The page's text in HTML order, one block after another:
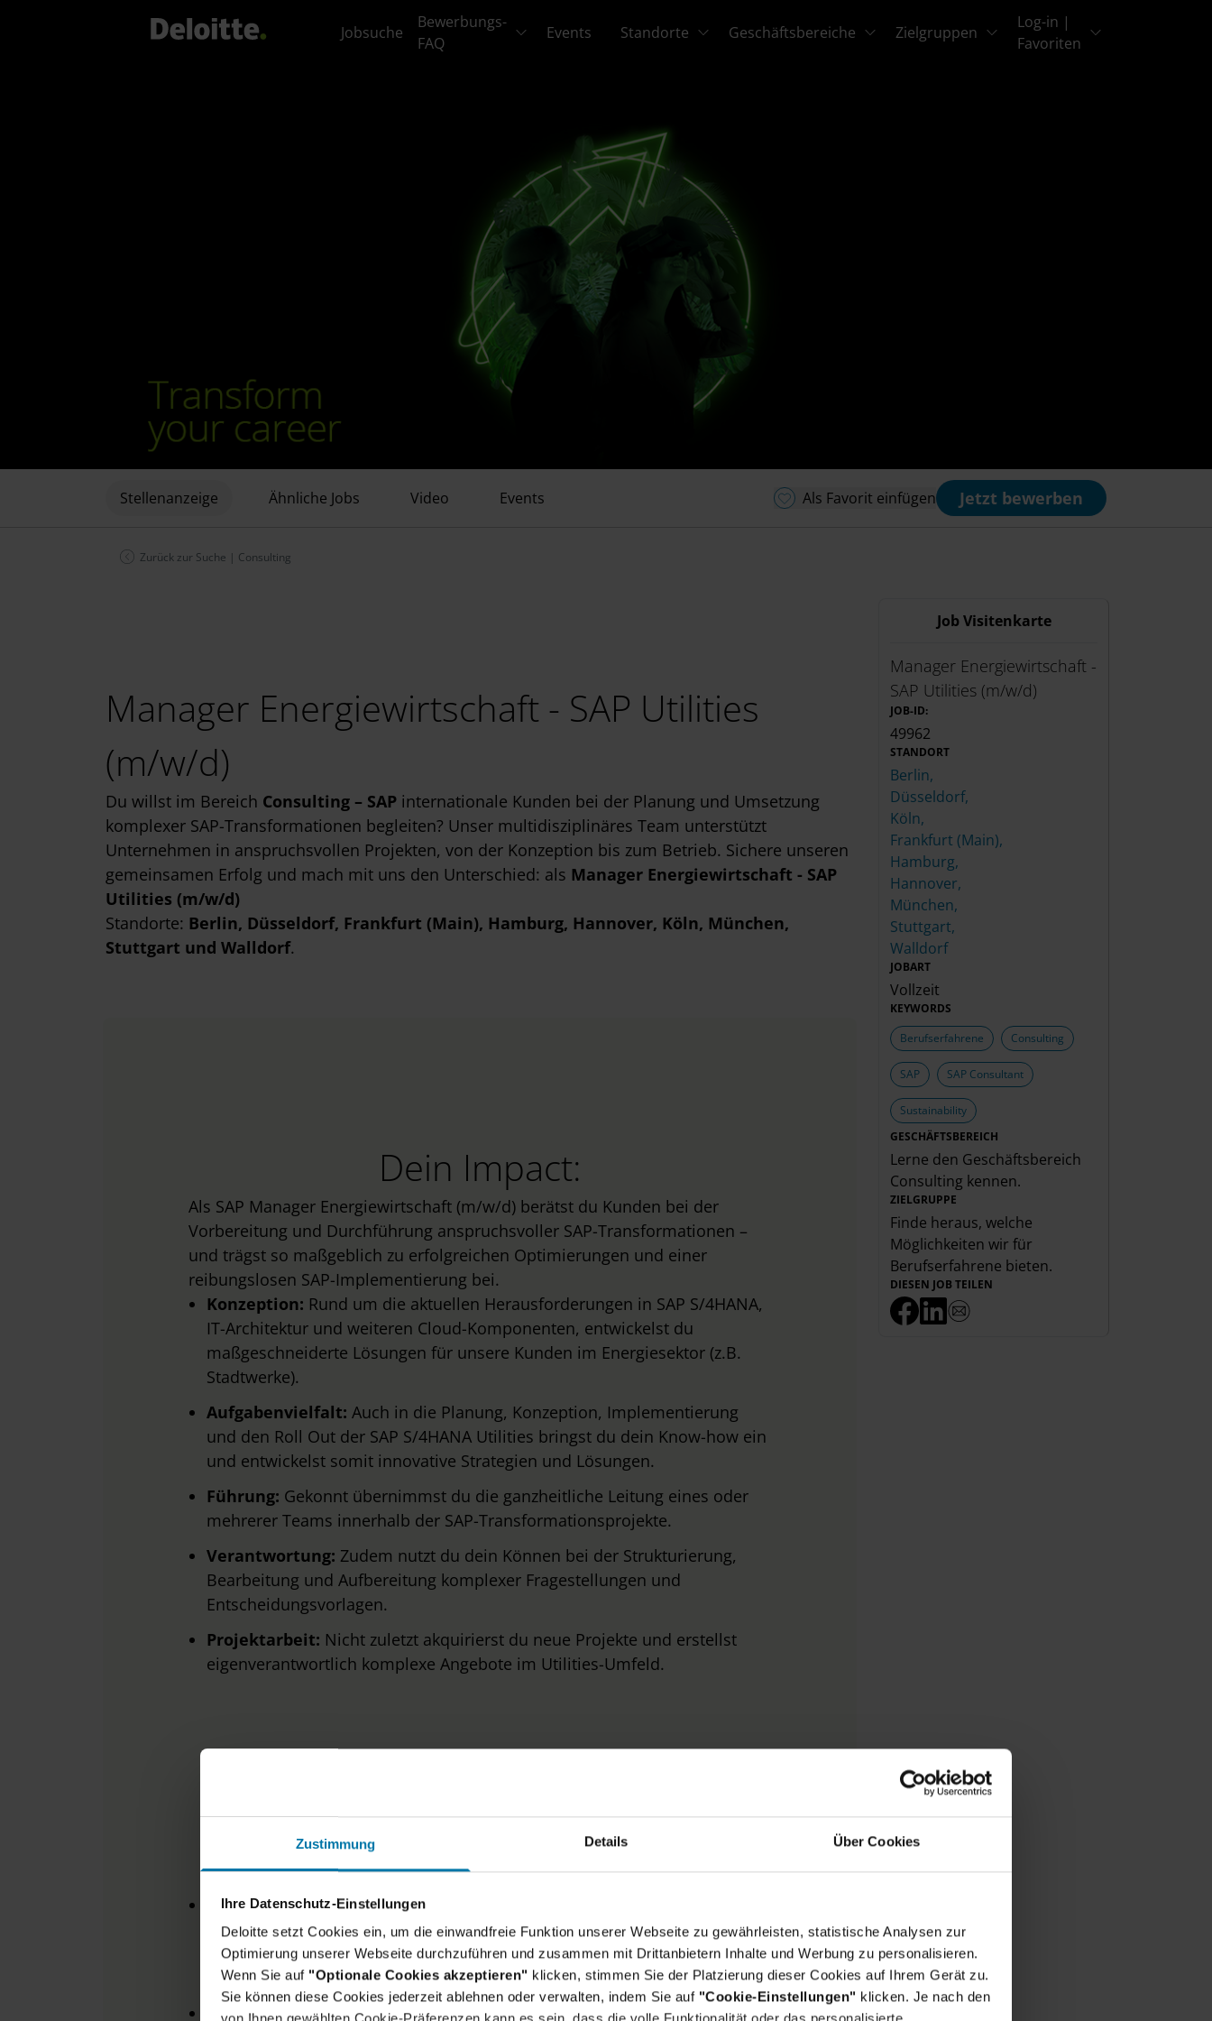
Zustimmung Details Über Cookies
Ihre Datenschutz-Einstellungen
Deloitte setzt Cookies ein, um die einwandfreie Funktion unserer Webseite zu gewährleisten, statistische Analysen zur
Optimierung unserer Webseite durchzuführen und zusammen mit Drittanbietern Inhalte und Werbung zu personalisieren.
Wenn Sie auf "Optionale Cookies akzeptieren" klicken, stimmen Sie der Platzierung dieser Cookies auf Ihrem Gerät zu.
Sie können diese Cookies jederzeit ablehnen oder verwalten, indem Sie auf "Cookie-Einstellungen" klicken. Je nach den
Jobsuche
Bewerbungs-
FAQ
Events Standorte Geschäftsbereiche Zielgruppen
Log-in |
Favoriten
Stellenanzeige Ähnliche Jobs Video Events Als Favorit einfügen Jetzt bewerben
Zurück zur Suche | Consulting
Manager Energiewirtschaft - SAP Utilities
(m/w/d)
Du willst im Bereich Consulting – SAP internationale Kunden bei der Planung und Umsetzung
komplexer SAP-Transformationen begleiten? Unser multidisziplinäres Team unterstützt
Unternehmen in anspruchsvollen Projekten, von der Konzeption bis zum Betrieb. Sichere unseren
gemeinsamen Erfolg und mach mit uns den Unterschied: als Manager Energiewirtschaft - SAP
Utilities (m/w/d)
Standorte: Berlin, Düsseldorf, Frankfurt (Main), Hamburg, Hannover, Köln, München,
Stuttgart und Walldorf.
Dein Impact:
Als SAP Manager Energiewirtschaft (m/w/d) berätst du Kunden bei der
Vorbereitung und Durchführung anspruchsvoller SAP-Transformationen –
und trägst so maßgeblich zu erfolgreichen Optimierungen und einer
reibungslosen SAP-Implementierung bei.
Konzeption: Rund um die aktuellen Herausforderungen in SAP S/4HANA,
IT-Architektur und weiteren Cloud-Komponenten, entwickelst du
maßgeschneiderte Lösungen für unsere Kunden im Energiesektor (z.B.
Stadtwerke).
Aufgabenvielfalt: Auch in die Planung, Konzeption, Implementierung
und den Roll Out der SAP S/4HANA Utilities bringst du dein Know-how ein
und entwickelst somit innovative Strategien und Lösungen.
Führung: Gekonnt übernimmst du die ganzheitliche Leitung eines oder
mehrerer Teams innerhalb der SAP-Transformationsprojekte.
Verantwortung: Zudem nutzt du dein Können bei der Strukturierung,
Bearbeitung und Aufbereitung komplexer Fragestellungen und
Entscheidungsvorlagen.
Projektarbeit: Nicht zuletzt akquirierst du neue Projekte und erstellst
eigenverantwortlich komplexe Angebote im Utilities-Umfeld.
Dein Skillset:
Langjährige Erfahrungin der SAP Beratung oder in einer
beratungsnahen Funktionen mit Schwerpunkt in einem der SAP Utilities
Bereiche (Abrechnung, Kundenservice oder Gerätewesen & Messwerte),
insb. mit Blick auf das SAP Customizing
Fundierte Kenntnisse in der Energie- & Versorgungsbrancheund
Job Visitenkarte
Manager Energiewirtschaft -
SAP Utilities (m/w/d)
JOB-ID:
49962
STANDORT
Berlin,
Düsseldorf,
Köln,
Frankfurt (Main),
Hamburg,
Hannover,
München,
Stuttgart,
Walldorf
JOBART
Vollzeit
KEYWORDS
Berufserfahrene
Consulting
SAP SAP Consultant
Sustainability
GESCHÄFTSBEREICH
Lerne den Geschäftsbereich
Consulting kennen.
ZIELGRUPPE
Finde heraus, welche
Möglichkeiten wir für
Berufserfahrene bieten.
DIESEN JOB TEILEN